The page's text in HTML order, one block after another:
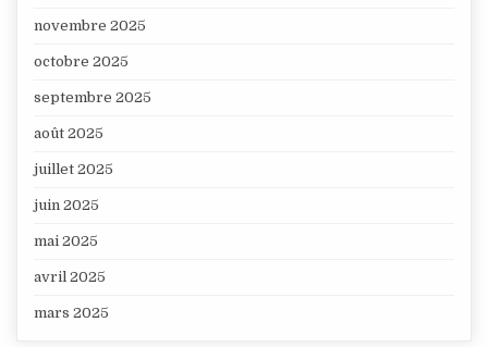
novembre 2025
octobre 2025
septembre 2025
août 2025
juillet 2025
juin 2025
mai 2025
avril 2025
mars 2025